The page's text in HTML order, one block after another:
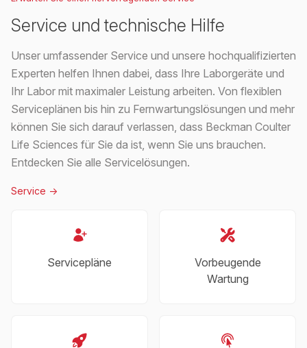
Service und technische Hilfe
Unser umfassender Service und unsere hochqualifizierten
Experten helfen Ihnen dabei, dass Ihre Laborgeräte und
Ihr Labor mit maximaler Leistung arbeiten. Von flexiblen
Serviceplänen bis hin zu Fernwartungslösungen und mehr
können Sie sich darauf verlassen, dass Beckman Coulter
Life Sciences für Sie da ist, wenn Sie uns brauchen.
Entdecken Sie alle Servicelösungen.
Service ->
Servicepläne
Vorbeugende
Wartung